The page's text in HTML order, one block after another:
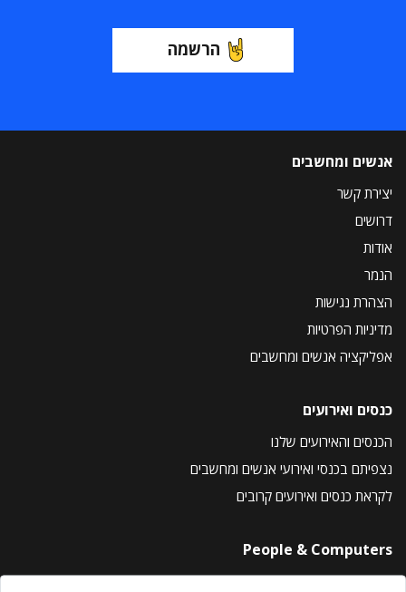
הרשמה
אנשים ומחשבים
יצירת קשר
דרושים
אודות
הנמר
הצהרת נגישות
מדיניות הפרטיות
אפליקציה אנשים ומחשבים
כנסים ואירועים
הכנסים והאירועים שלנו
נצפיתם בכנסי ואירועי אנשים ומחשבים
לקראת כנסים ואירועים קרובים
People & Computers
About Us